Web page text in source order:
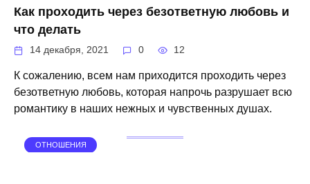
Как проходить через безответную любовь и
что делать
14 декабря, 2021 0 12
К сожалению, всем нам приходится проходить через
безответную любовь, которая напрочь разрушает всю
романтику в наших нежных и чувственных душах.
ОТНОШЕНИЯ